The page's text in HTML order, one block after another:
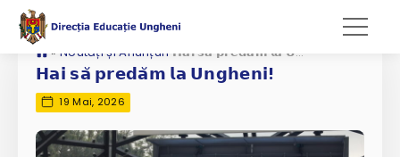
» Noutăți și Anunțuri 𝗛𝗮𝗶 𝘀𝗮̆ 𝗽𝗿𝗲𝗱𝗮̆𝗺 𝗹𝗮 𝗨𝗻𝗴𝗵𝗲𝗻𝗶!
𝗛𝗮𝗶 𝘀𝗮̆ 𝗽𝗿𝗲𝗱𝗮̆𝗺 𝗹𝗮 𝗨𝗻𝗴𝗵𝗲𝗻𝗶!
19 Mai, 2026